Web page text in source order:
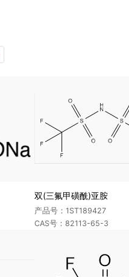
双(三氟甲磺酰)亚胺
产品号：1ST189427
CAS号：82113-65-3